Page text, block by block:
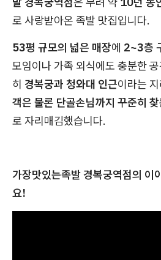
로 사랑받아온 족발 맛집입니다.
53평 규모의 넓은 매장에 2~3층
모임이나 가족 외식에도 충분한
히 경복궁과 청와대 인근이라는
객은 물론 단골손님까지 꾸준히
로 자리매김했습니다.
가장맛있는족발 경복궁역점의 이
요!